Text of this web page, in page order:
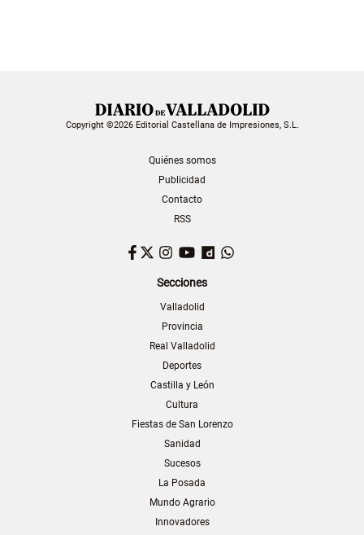
Copyright ©2026 Editorial Castellana de Impresiones, S.L.
Quiénes somos
Publicidad
Contacto
RSS
Facebook
TwitterInstagram
YouTubeDailymotion
Secciones
Valladolid
Provincia
Real Valladolid
Deportes
Castilla y León
Cultura
Fiestas de San Lorenzo
Sanidad
Sucesos
La Posada
Mundo Agrario
Innovadores